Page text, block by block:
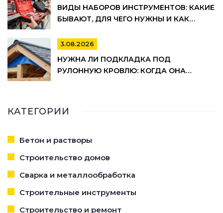
ВИДЫ НАБОРОВ ИНСТРУМЕНТОВ: КАКИЕ
БЫВАЮТ, ДЛЯ ЧЕГО НУЖНЫ И КАК
3.08.2026
НУЖНА ЛИ ПОДКЛАДКА ПОД
РУЛОННУЮ КРОВЛЮ: КОГДА ОНА
КАТЕГОРИИ
Бетон и растворы
Строительство домов
Сварка и металлообработка
Строительные инструменты
Строительство и ремонт